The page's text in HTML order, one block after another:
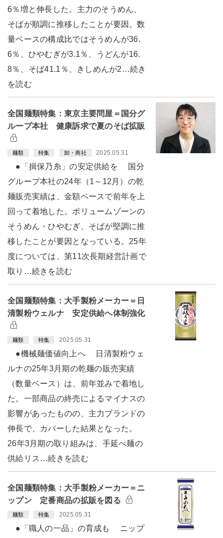
6％増と伸長した。主力のそうめん、
そばが順調に推移したことが要因。数
量ベースの構成比ではそうめんが36.
6％、ひやむぎが3.1％、うどんが16.
8％、そば41.1％、きしめんが2…続き
を読む
全国麺類特集：東京主要問屋＝国分グ
ループ本社 健康訴求で夏のそば拡販
麺類 特集 卸・商社 2025.05.31
●「揖保乃糸」の安定供給を 国分
グループ本社の24年（1～12月）の乾
麺販売実績は、金額ベースで前年を上
回って着地した。ボリュームゾーンの
そうめん・ひやむぎ、そばが堅調に推
移したことが要因となっている。25年
度については、第11次長期経営計画で
取り…続きを読む
全国麺類特集：大手製粉メーカー＝日
清製粉ウェルナ 安定供給へ体制強化
麺類 特集 2025.05.31
●機械麺価値向上へ 日清製粉ウェ
ルナの25年3月期の乾麺の販売実績
（数量ベース）は、前年並みで着地し
た。一部商品の終売によるマイナスの
影響があったものの、主力ブランドの
伸長で、カバーした結果となった。
26年3月期の取り組みは、手延べ麺の
供給リス…続きを読む
全国麺類特集：大手製粉メーカー＝ニ
ップン 定番商品の拡販を図る
麺類 特集 2025.05.31
●「職人の一品」の育成も ニップ